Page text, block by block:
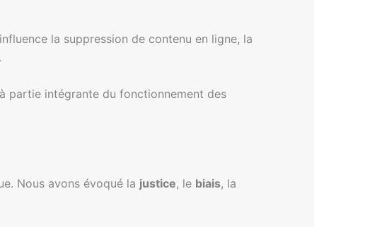
la suppression de contenu en ligne, la
partie intégrante du fonctionnement des
Nous avons évoqué la justice, le biais, la